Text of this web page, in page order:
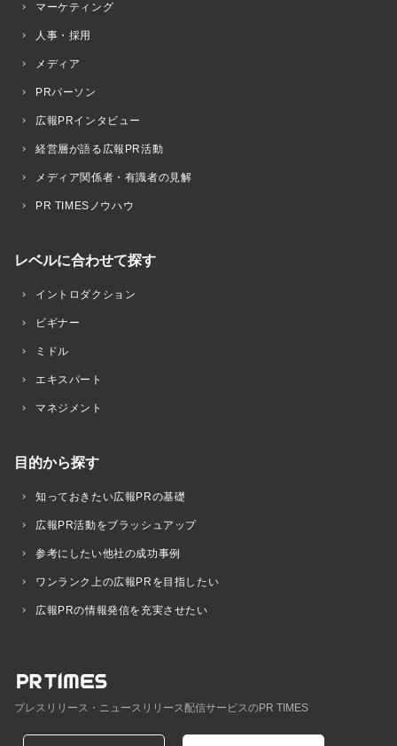
マーケティング
人事・採用
メディア
PRパーソン
広報PRインタビュー
経営層が語る広報PR活動
メディア関係者・有識者の見解
PR TIMESノウハウ
レベルに合わせて探す
イントロダクション
ビギナー
ミドル
エキスパート
マネジメント
目的から探す
知っておきたい広報PRの基礎
広報PR活動をブラッシュアップ
参考にしたい他社の成功事例
ワンランク上の広報PRを目指したい
広報PRの情報発信を充実させたい
プレスリリース・ニュースリリース配信サービスのPR TIMES